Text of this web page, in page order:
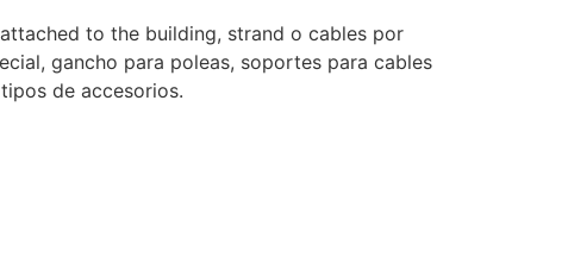
to the building, strand o cables por
gancho para poleas, soportes para cables
de accesorios.